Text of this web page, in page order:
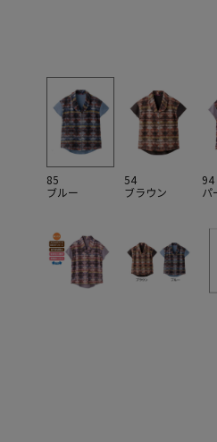
85
ブルー
54
ブラウン
94
パ